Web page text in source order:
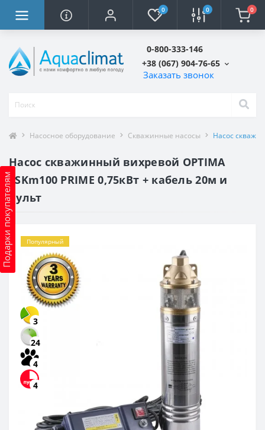
0 0 0
0-800-333-146
+38 (067) 904-76-65
Заказать звонок
Подарки покупателям
Насосное оборудование Скважинные насосы Насос
Насос скважинный вихревой OPTIMA
4SKm100 PRIME 0,75кВт + кабель 20м и
пульт
Популярный
3
24
4
4